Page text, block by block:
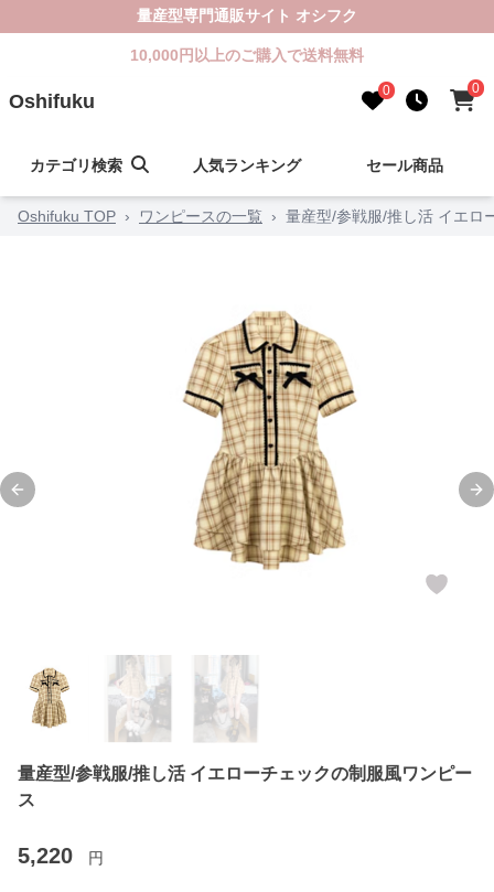
量産型専門通販サイト オシフク
10,000円以上のご購入で送料無料
Oshifuku 0 0
カテゴリ検索 人気ランキング セール商品
Oshifuku TOP › ワンピースの一覧 › 量産型/参戦服/推し活 イエロ
Previous slide
量産型/参戦服/推し活 イエローチェックの制服風ワンピー
ス
5,220 円